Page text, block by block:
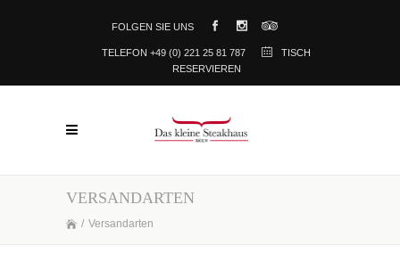
FOLGEN SIE UNS
TELEFON +49 (0) 221 25 81 787
TISCH
RESERVIEREN
VERSANDARTEN
/ Versandarten